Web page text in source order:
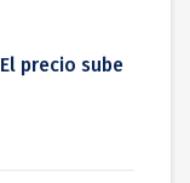
El precio sube